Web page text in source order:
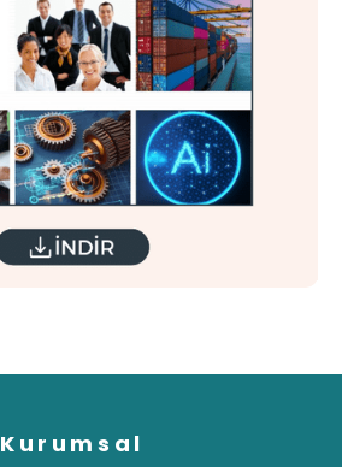
Kurumsal